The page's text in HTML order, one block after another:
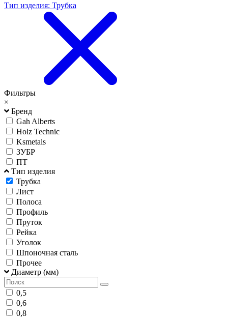
Тип изделия: Трубка
Фильтры
×
Бренд
Gah Alberts
Holz Technic
Ksmetals
ЗУБР
ПТ
Тип изделия
Трубка
Лист
Полоса
Профиль
Пруток
Рейка
Уголок
Шпоночная сталь
Прочее
Диаметр (мм)
0,5
0,6
0,8